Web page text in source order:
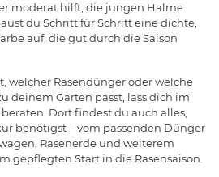
moderat hilft, die jungen Halme
du Schritt für Schritt eine dichte,
auf, die gut durch die Saison
welcher Rasendünger oder welche
deinem Garten passt, lass dich im
Dort findest du auch alles,
benötigst – vom passenden Dünger
Rasenerde und weiterem
gepflegten Start in die Rasensaison.